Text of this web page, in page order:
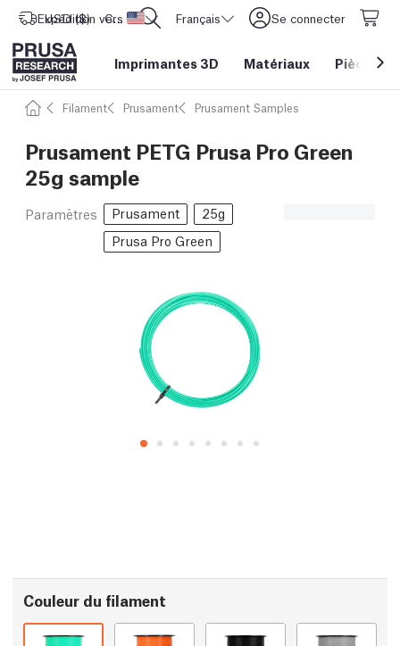
Expédition vers Etats-Unis d'Amérique
USD ($) CORE One L: Maintenant en stock ! Français Se connecter
Imprimantes 3D Matériaux Pièces&
Filament Prusament Prusament Samples
Prusament PETG Prusa Pro Green
25g sample
Paramètres Prusament
25g
Prusa Pro Green
Couleur du filament